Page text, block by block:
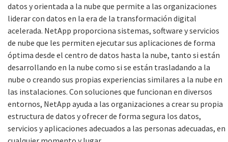
datos y orientada a la nube que permite a las organizaciones
liderar con datos en la era de la transformación digital
acelerada. NetApp proporciona sistemas, software y servicios
de nube que les permiten ejecutar sus aplicaciones de forma
óptima desde el centro de datos hasta la nube, tanto si están
desarrollando en la nube como si se están trasladando a la
nube o creando sus propias experiencias similares a la nube en
las instalaciones. Con soluciones que funcionan en diversos
entornos, NetApp ayuda a las organizaciones a crear su propia
estructura de datos y ofrecer de forma segura los datos,
servicios y aplicaciones adecuados a las personas adecuadas, en